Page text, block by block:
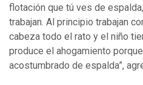
flotación que tú ves de
trabajan. Al principio trabajan
cabeza todo el rato y el niño
produce el ahogamiento
acostumbrado de espalda”,